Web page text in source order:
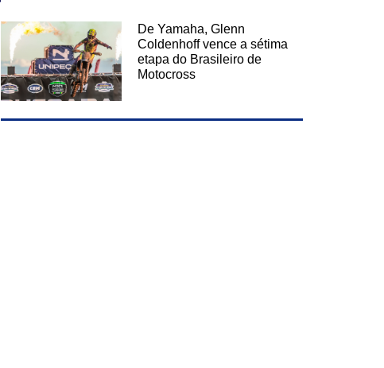
De Yamaha, Glenn
Coldenhoff vence a sétima
etapa do Brasileiro de
Motocross